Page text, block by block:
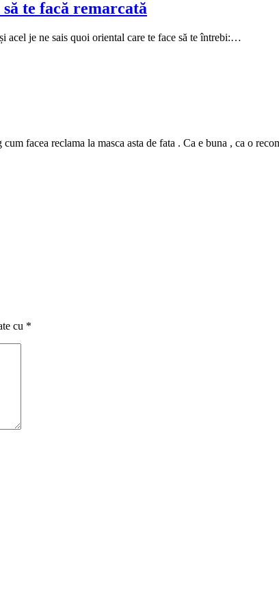
te facă remarcată
acel je ne sais quoi oriental care te face să te întrebi:…
facea reclama la masca asta de fata . Ca e buna , ca o
cu *